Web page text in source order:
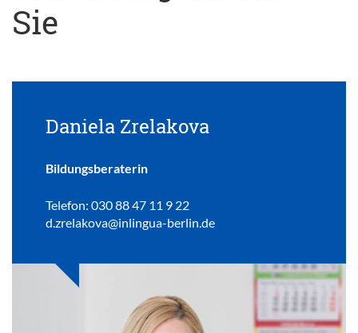
Sie
Daniela Zrelakova
Bildungsberaterin
Telefon: 030 88 47 11 9 22
d.zrelakova@inlingua-berlin.de